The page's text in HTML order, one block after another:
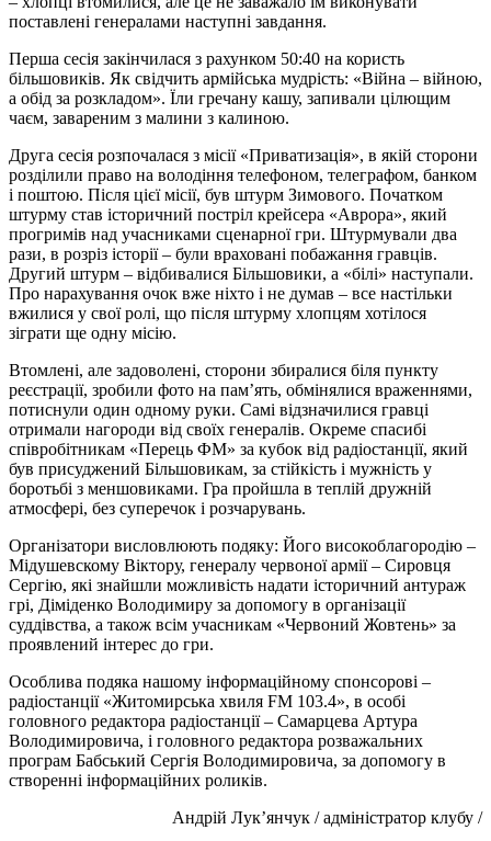
поставлені генералами наступні завдання.
Перша сесія закінчилася з рахунком 50:40 на користь
більшовиків. Як свідчить армійська мудрість: «Війна – війною,
а обід за розкладом». Їли гречану кашу, запивали цілющим
чаєм, завареним з малини з калиною.
Друга сесія розпочалася з місії «Приватизація», в якій сторони
розділили право на володіння телефоном, телеграфом, банком
і поштою. Після цієї місії, був штурм Зимового. Початком
штурму став історичний постріл крейсера «Аврора», який
прогримів над учасниками сценарної гри. Штурмували два
рази, в розріз історії – були враховані побажання гравців.
Другий штурм – відбивалися Більшовики, а «білі» наступали.
Про нарахування очок вже ніхто і не думав – все настільки
вжилися у свої ролі, що після штурму хлопцям хотілося
зіграти ще одну місію.
Втомлені, але задоволені, сторони збиралися біля пункту
реєстрації, зробили фото на пам’ять, обмінялися враженнями,
потиснули один одному руки. Самі відзначилися гравці
отримали нагороди від своїх генералів. Окреме спасибі
співробітникам «Перець ФМ» за кубок від радіостанції, який
був присуджений Більшовикам, за стійкість і мужність у
боротьбі з меншовиками. Гра пройшла в теплій дружній
атмосфері, без суперечок і розчарувань.
Організатори висловлюють подяку: Його високоблагородію –
Мідушевскому Віктору, генералу червоної армії – Сировця
Сергію, які знайшли можливість надати історичний антураж
грі, Діміденко Володимиру за допомогу в організації
суддівства, а також всім учасникам «Червоний Жовтень» за
проявлений інтерес до гри.
Особлива подяка нашому інформаційному спонсорові –
радіостанції «Житомирська хвиля FM 103.4», в особі
головного редактора радіостанції – Самарцева Артура
Володимировича, і головного редактора розважальних
програм Бабський Сергія Володимировича, за допомогу в
створенні інформаційних роликів.
Андрій Лук’янчук / адміністратор клубу /